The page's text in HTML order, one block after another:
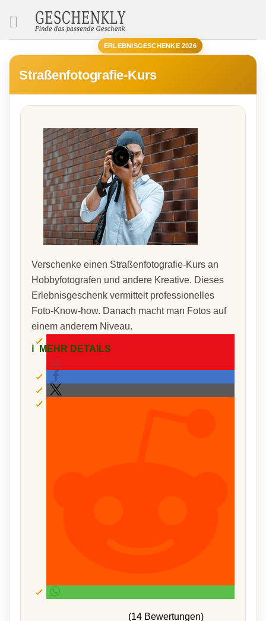
ERLEBNISGESCHENKE 2026
Straßenfotografie-Kurs
Verschenke einen Straßenfotografie-Kurs an
Hobbyfotografen und andere Kreative. Dieses
Erlebnisgeschenk vermittelt professionelles
Foto-Know-how. Danach macht man Fotos auf
einem anderem Niveau.
ℹ️ MEHR DETAILS
(14 Bewertungen)